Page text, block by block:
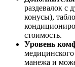
раздевалок с
конусы),
стоимость.
Уровень
манежа и